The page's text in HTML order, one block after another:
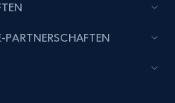
PARTNERSCHAFTEN